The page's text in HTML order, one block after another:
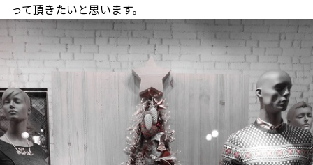
って頂きたいと思います。